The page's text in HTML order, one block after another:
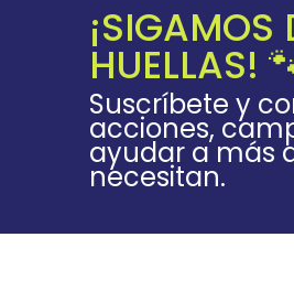
¡SIGAMOS
HUELLAS!
Suscríbete y
acciones,
ayudar a más
necesitan.